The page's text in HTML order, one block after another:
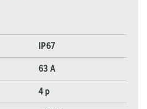
IP67
63 A
4 p